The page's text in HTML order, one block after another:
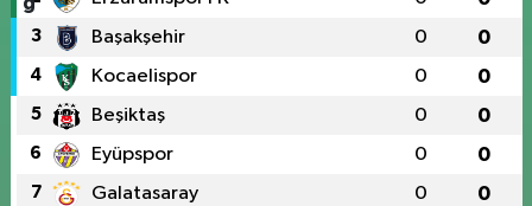
3 Başakşehir 0 0
4 Kocaelispor 0 0
5 Beşiktaş 0 0
6 Eyüpspor 0 0
7 Galatasaray 0 0